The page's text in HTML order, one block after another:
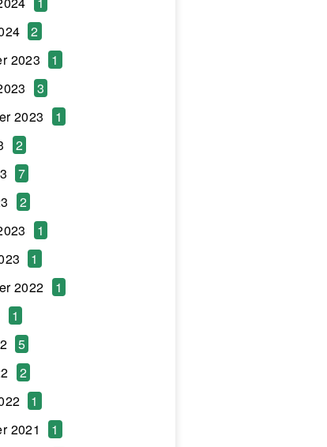
2
2023
1
3
2023
1
2
7
2
1
1
2022
1
1
5
2
1
2021
1